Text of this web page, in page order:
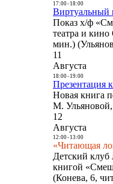
17:00- 18:00
Виртуальный
Показ х/ф
театра и
мин.)
11
Августа
18:00- 19:00
Презентация
Новая книга
М.
12
Августа
12:00- 13:00
«Читающая
Детский клуб
книгой
(Конева, 6,